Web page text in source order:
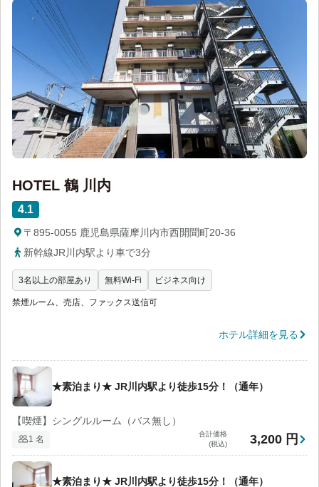
HOTEL 鶴 川内
4.1
〒895-0055 鹿児島県薩摩川内市西開聞町20-36
新幹線JR川内駅より車で3分
3名以上の部屋あり 無料Wi-Fi ビジネス向け
禁煙ルーム、売店、ファックス送信可
ホテル詳細を見る
★素泊まり★ JR川内駅より徒歩15分！（通年）
【喫煙】シングルルーム（バス無し）
1 名
合計価格
(税込)
3,200 円
★素泊まり★ JR川内駅より徒歩15分！（通年）